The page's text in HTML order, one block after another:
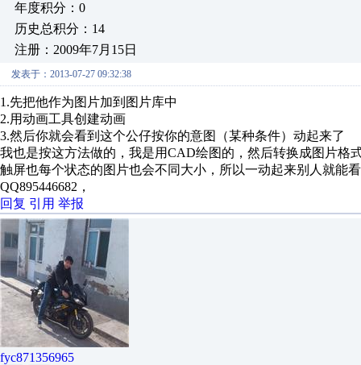
年度积分：0
历史总积分：14
注册：2009年7月15日
发表于：2013-07-27 09:32:38
1.先把他作为图片加到图片库中
2.用动画工具创建动画
3.然后你就会看到这个公仔按你的意图（某种条件）动起来了
我也是按这方法做的，我是用CAD绘图的，然后转换成图片格
触屏也每个状态的图片也会不同大小，所以一动起来别人就能
QQ895446682，
回复 引用 举报
fyc871356965